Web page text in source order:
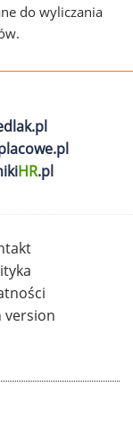
do wyliczania
HR.pl
version